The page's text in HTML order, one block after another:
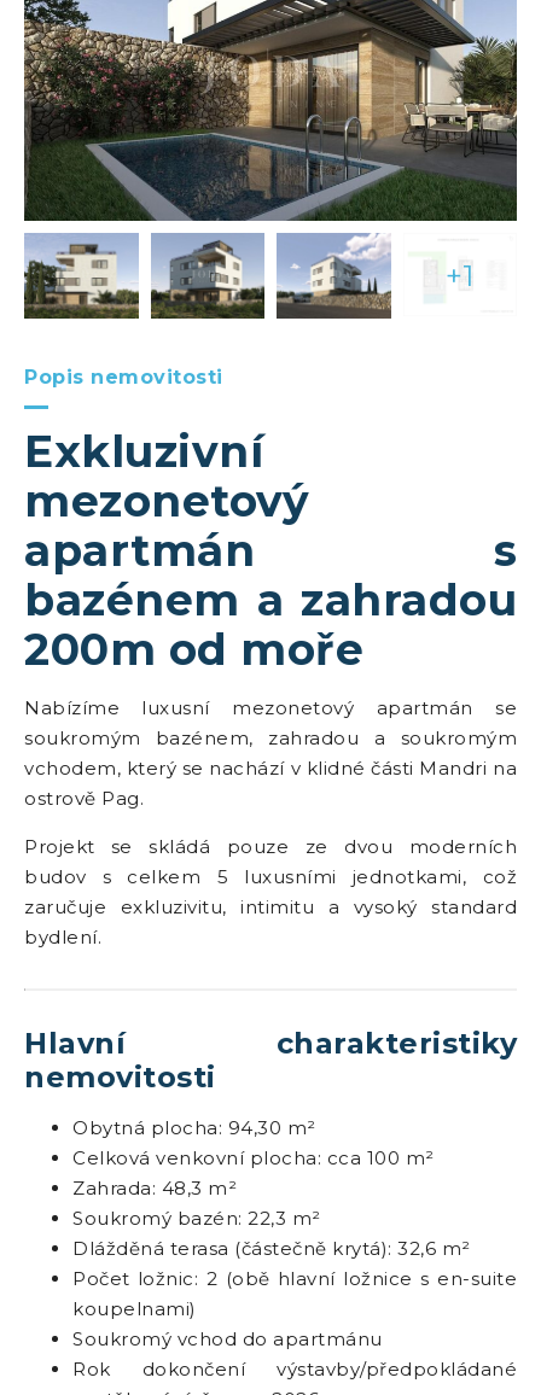
+1
Popis nemovitosti
Exkluzivní
mezonetový
apartmán s
bazénem a zahradou
200m od moře
Nabízíme luxusní mezonetový apartmán se
soukromým bazénem, zahradou a soukromým
vchodem, který se nachází v klidné části Mandri na
ostrově Pag.
Projekt se skládá pouze ze dvou moderních
budov s celkem 5 luxusními jednotkami, což
zaručuje exkluzivitu, intimitu a vysoký standard
bydlení.
Hlavní charakteristiky
nemovitosti
Obytná plocha: 94,30 m²
Celková venkovní plocha: cca 100 m²
Zahrada: 48,3 m²
Soukromý bazén: 22,3 m²
Dlážděná terasa (částečně krytá): 32,6 m²
Počet ložnic: 2 (obě hlavní ložnice s en-suite
koupelnami)
Soukromý vchod do apartmánu
Rok dokončení výstavby/předpokládané